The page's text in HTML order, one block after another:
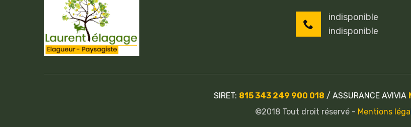
indisponible
indisponible
SIRET: 815 343 249 900 018 / ASSURANCE AVIVIA
©2018 Tout droit réservé - Mentions